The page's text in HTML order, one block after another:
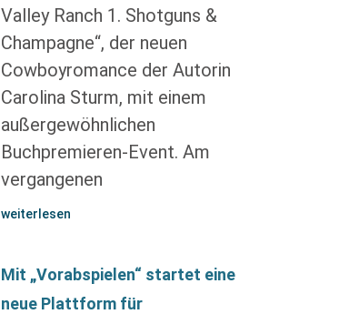
Valley Ranch 1. Shotguns &
Champagne“, der neuen
Cowboyromance der Autorin
Carolina Sturm, mit einem
außergewöhnlichen
Buchpremieren-Event. Am
vergangenen
weiterlesen
Mit „Vorabspielen“ startet eine
neue Plattform für